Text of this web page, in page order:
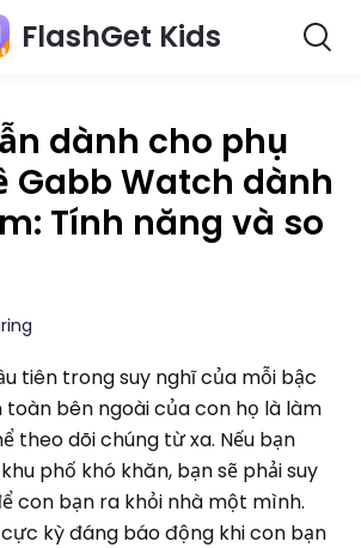
FlashGet Kids
dành cho phụ
Gabb Watch dành
Tính năng và so
tiên trong suy nghĩ của mỗi bậc
toàn bên ngoài của con họ là làm
theo dõi chúng từ xa. Nếu bạn
phố khó khăn, bạn sẽ phải suy
con bạn ra khỏi nhà một mình.
kỳ đáng báo động khi con bạn